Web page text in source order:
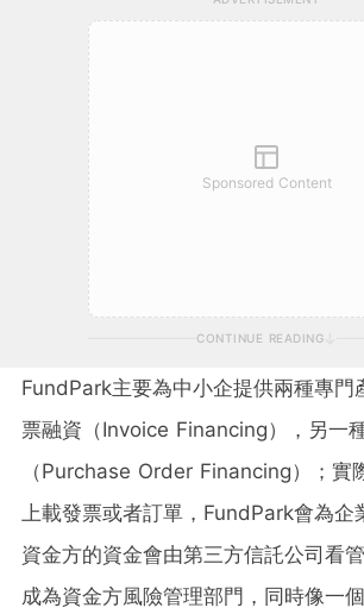
Sponsored Content
CONTINUE READING
FundPark主要為中小企提供兩種專門
票融資（Invoice Financing），另一
（Purchase Order Financing）；實
上載發票或者訂單，FundPark會為企
資金方的資金會由第三方信託公司看
成為資金方風險管理部門，同時像一